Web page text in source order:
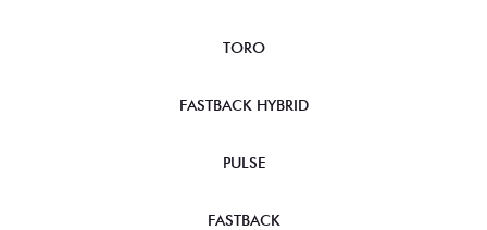
TORO
FASTBACK HYBRID
PULSE
FASTBACK